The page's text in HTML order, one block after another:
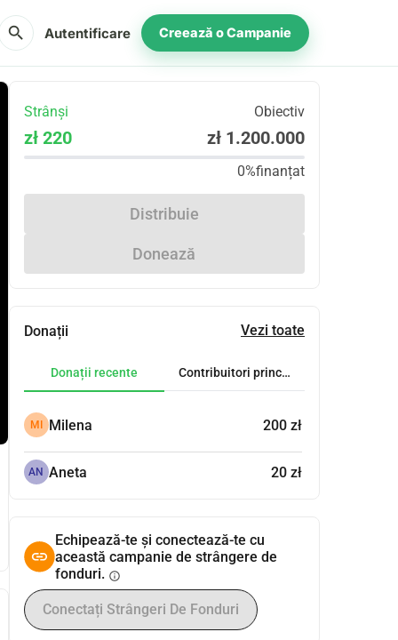
search Autentificare Creează o Campanie
Strânși Obiectiv
zł 220 zł 1.200.000
0%finanțat
Distribuie
Donează
Donații Vezi toate
Donații recente Contribuitori principali
MI Milena 200 zł
AN Aneta 20 zł
Echipează-te și conectează-te cu
această campanie de strângere de
fonduri. info
Conectați Strângeri De Fonduri